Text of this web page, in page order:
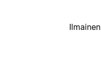
Ilmainen